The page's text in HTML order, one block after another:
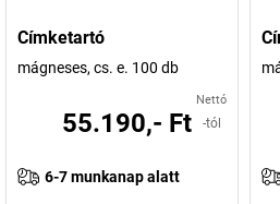
Címketartó
mágneses, cs. e. 100 db
Nettó
55.190,- Ft -tól
6-7 munkanap alatt